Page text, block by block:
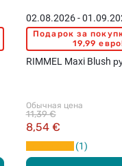
02.08.2026 -
Подарок за
19,99
RIMMEL Maxi Blush
Обычная цена
8,54 €
11,39 €
1